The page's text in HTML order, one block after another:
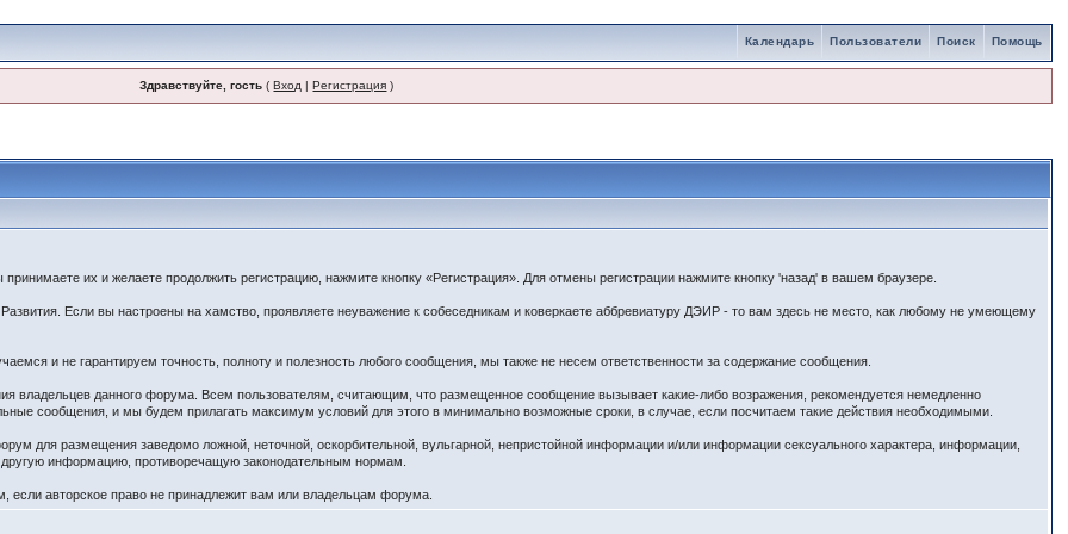
Помощь
Поиск
Пользователи
Календарь
Здравствуйте, гость (Вход |Регистрация )
их и желаете продолжить регистрацию, нажмите кнопку «Регистрация». Для отмены регистрации нажмите кнопку 'назад' в вашем браузере.
Если вы настроены на хамство, проявляете неуважение к собеседникам и коверкаете аббревиатуру ДЭИР - то вам здесь не место, как любому не умеющему
и не гарантируем точность, полноту и полезность любого сообщения, мы также не несем ответственности за содержание сообщения.
владельцев данного форума. Всем пользователям, считающим, что размещенное сообщение вызывает какие-либо возражения, рекомендуется немедленно
сообщения, и мы будем прилагать максимум условий для этого в минимально возможные сроки, в случае, если посчитаем такие действия необходимыми.
для размещения заведомо ложной, неточной, оскорбительной, вульгарной, непристойной информации и/или информации сексуального характера, информации,
информацию, противоречащую законодательным нормам.
авторское право не принадлежит вам или владельцам форума.